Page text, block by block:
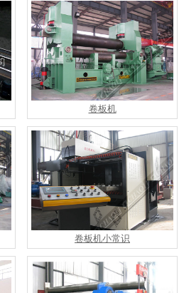
卷板机
卷板机小常识